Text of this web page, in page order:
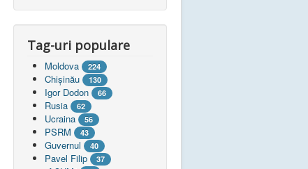
Tag-uri populare
Moldova 224
Chişinău 130
Igor Dodon 66
Rusia 62
Ucraina 56
PSRM 43
Guvernul 40
Pavel Filip 37